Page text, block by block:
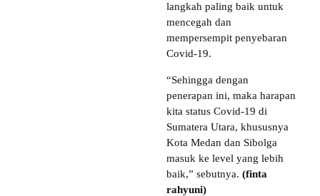
langkah paling baik untuk
mencegah dan
mempersempit penyebaran
Covid-19.
“Sehingga dengan
penerapan ini, maka harapan
kita status Covid-19 di
Sumatera Utara, khususnya
Kota Medan dan Sibolga
masuk ke level yang lebih
baik,” sebutnya. (finta
rahyuni)